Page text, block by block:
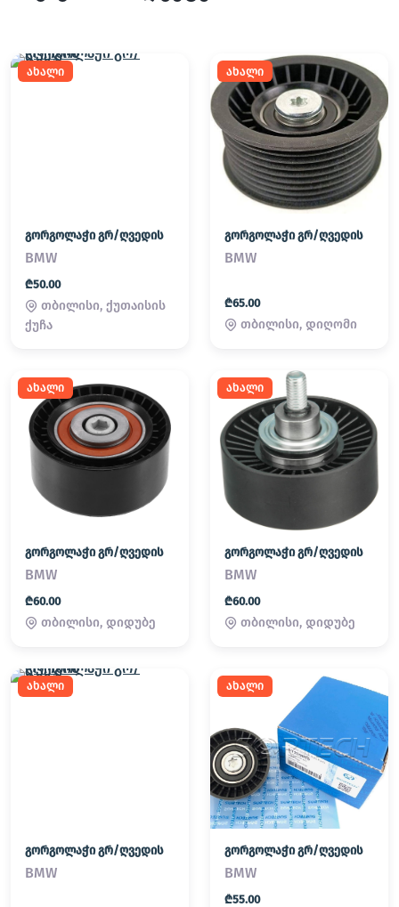
ახალი
გორგოლაჭი გრ/ღვედის
BMW
₾50.00
თბილისი, ქუთაისის
ქუჩა
ახალი
გორგოლაჭი გრ/ღვედის
BMW
₾65.00
თბილისი, დიღომი
ახალი
გორგოლაჭი გრ/ღვედის
BMW
₾60.00
თბილისი, დიდუბე
ახალი
გორგოლაჭი გრ/ღვედის
BMW
₾60.00
თბილისი, დიდუბე
ახალი
გორგოლაჭი გრ/ღვედის
BMW
ახალი
გორგოლაჭი გრ/ღვედის
BMW
₾55.00